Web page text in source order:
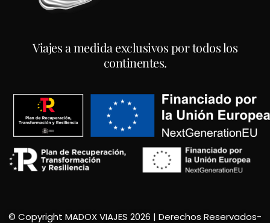
Viajes a medida exclusivos por todos los
continentes.
© Copyright MADOX VIAJES 2026 | Derechos Reservados-